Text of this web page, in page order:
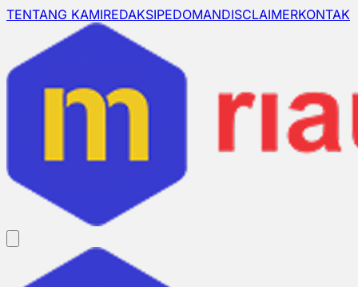
TENTANG KAMIREDAKSIPEDOMANDISCLAIMERKONTAK